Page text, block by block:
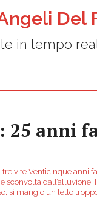
Del
in tempo
25 anni
vite Venticinque anni
sconvolta dall’alluvione.
si mangiò un letto